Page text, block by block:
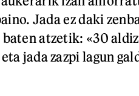
Jada ez daki
atzetik: «30
jada zazpi lagun